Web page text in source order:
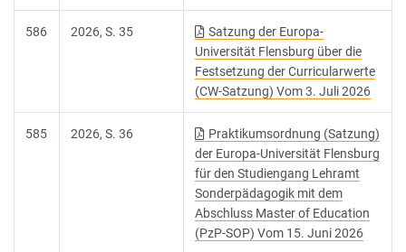
586 2026, S. 35
Satzung der Europa-
Universität Flensburg über die
Festsetzung der Curricularwerte
(CW-Satzung) Vom 3. Juli 2026
585 2026, S. 36
Praktikumsordnung (Satzung)
der Europa-Universität Flensburg
für den Studiengang Lehramt
Sonderpädagogik mit dem
Abschluss Master of Education
(PzP-SOP) Vom 15. Juni 2026